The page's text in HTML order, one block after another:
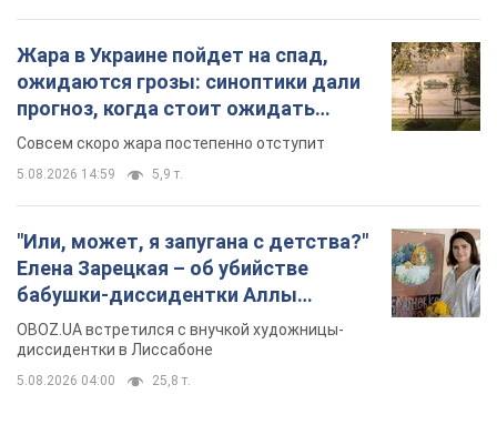
Жара в Украине пойдет на спад,
ожидаются грозы: синоптики дали
прогноз, когда стоит ожидать
изменения погоды
Совсем скоро жара постепенно отступит
5.08.2026 14:59 5,9 т.
"Или, может, я запугана с детства?"
Елена Зарецкая – об убийстве
бабушки-диссидентки Аллы
Горской, критике сына Стуса и
бегстве в Португалию с пятью
детьми
OBOZ.UA встретился с внучкой художницы-
диссидентки в Лиссабоне
5.08.2026 04:00 25,8 т.